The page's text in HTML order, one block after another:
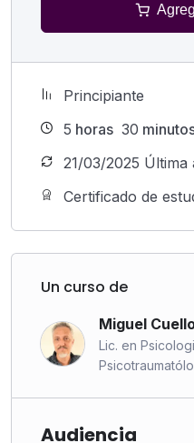
Principiante
5 horas 30
21/03/2025 Última
Certificado de
Un curso de
Miguel
Lic. en
Audiencia